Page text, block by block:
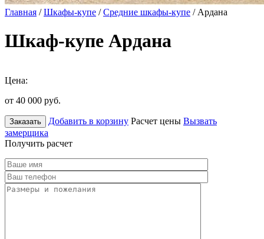
Главная /Шкафы-купе /Средние шкафы-купе / Ардана
Шкаф-купе Ардана
Цена:
от 40 000 руб.
Заказать Добавить в корзину Расчет цены Вызвать
замерщика
Получить расчет